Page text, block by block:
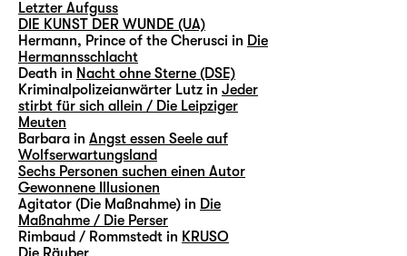
Letzter Aufguss
DIE KUNST DER WUNDE (UA)
Hermann, Prince of the Cherusci in Die
Hermannsschlacht
Death in Nacht ohne Sterne (DSE)
Kriminalpolizeianwärter Lutz in Jeder
stirbt für sich allein / Die Leipziger
Meuten
Barbara in Angst essen Seele auf
Wolfserwartungsland
Sechs Personen suchen einen Autor
Gewonnene Illusionen
Agitator (Die Maßnahme) in Die
Maßnahme / Die Perser
Rimbaud / Rommstedt in KRUSO